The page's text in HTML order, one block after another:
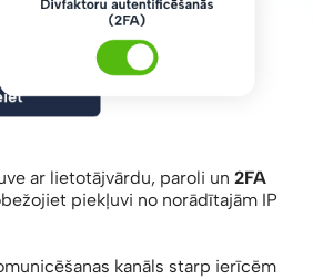
ar lietotājvārdu, paroli un 2FA
piekļuvi no norādītajām IP
kanāls starp ierīcēm